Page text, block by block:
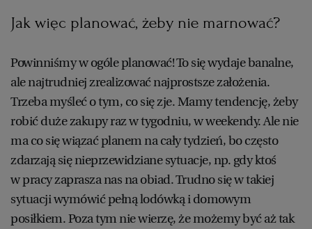
Jak więc planować, żeby nie marnować?
Powinniśmy w ogóle planować! To się wydaje banalne,
ale najtrudniej zrealizować najprostsze założenia.
Trzeba myśleć o tym, co się zje. Mamy tendencję, żeby
robić duże zakupy raz w tygodniu, w weekendy. Ale nie
ma co się wiązać planem na cały tydzień, bo często
zdarzają się nieprzewidziane sytuacje, np. gdy ktoś
w pracy zaprasza nas na obiad. Trudno się w takiej
sytuacji wymówić pełną lodówką i domowym
posiłkiem. Poza tym nie wierzę, że możemy być aż tak